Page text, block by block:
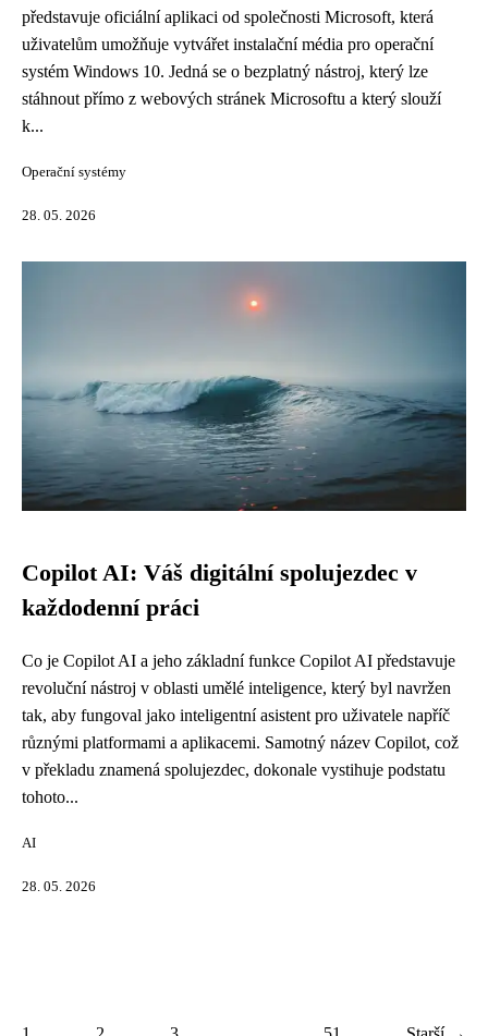
představuje oficiální aplikaci od společnosti Microsoft, která
uživatelům umožňuje vytvářet instalační média pro operační
systém Windows 10. Jedná se o bezplatný nástroj, který lze
stáhnout přímo z webových stránek Microsoftu a který slouží
k...
Operační systémy
28. 05. 2026
Copilot AI: Váš digitální spolujezdec v
každodenní práci
Co je Copilot AI a jeho základní funkce Copilot AI představuje
revoluční nástroj v oblasti umělé inteligence, který byl navržen
tak, aby fungoval jako inteligentní asistent pro uživatele napříč
různými platformami a aplikacemi. Samotný název Copilot, což
v překladu znamená spolujezdec, dokonale vystihuje podstatu
tohoto...
AI
28. 05. 2026